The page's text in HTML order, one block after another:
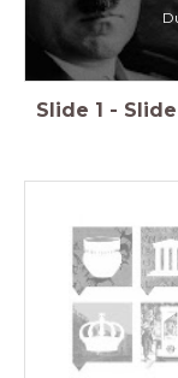
Slide 1 - Slide